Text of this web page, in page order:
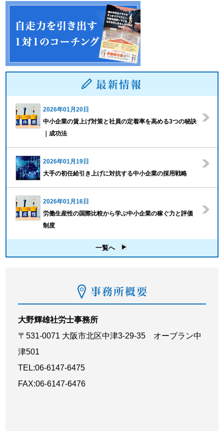
2026年01月20日
中小企業の賃上げ対策と社員の定着率を高める3つの秘訣
｜成功法
2026年01月19日
大手の初任給引き上げに対抗する中小企業の採用戦略
2026年01月16日
労働生産性の国際比較から学ぶ中小企業の稼ぐ力と評価
制度
一覧へ
大野輝雄社労士事務所
〒531-0071 大阪市北区中津3-29-35 オーブラン中
津501
TEL:06-6147-6475
FAX:06-6147-6476